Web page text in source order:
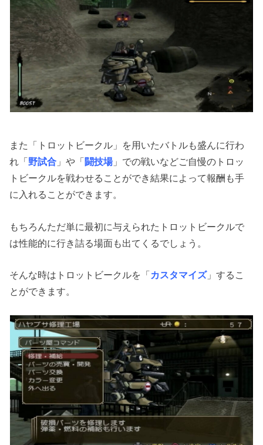
また「トロットビークル」を用いたバトルも盛んに行わ
れ「野試合 」や「闘技場」での戦いなどご自慢のトロッ
トビークルを戦わせることができ結果によって報酬も手
に入れることができます。
もちろんただ単に最初に与えられたトロットビークルで
は性能的に行き詰る場面も出てくるでしょう。
そんな時はトロットビークルを「カスタマイズ」するこ
とができます。